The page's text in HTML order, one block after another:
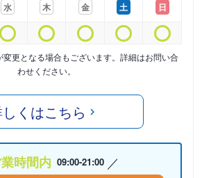
水
木
金
土
日
更となる場合もございます。詳細はお問い合
わせください。
くはこちら
時間内 09:00-21:00